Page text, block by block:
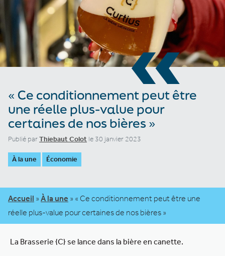
«
« Ce conditionnement peut être
une réelle plus-value pour
certaines de nos bières »
Publié parThiebaut Colot le 30 janvier 2023
À la une Économie
Accueil » À la une » « Ce conditionnement peut être une
réelle plus-value pour certaines de nos bières »
La Brasserie {C} se lance dans la bière en canette.